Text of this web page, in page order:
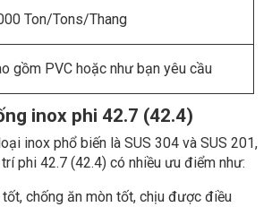
Ton/Tons/Thang
gồm PVC hoặc như bạn yêu cầu
inox phi 42.7 (42.4)
inox phổ biến là SUS 304 và SUS 201,
phi 42.7 (42.4) có nhiều ưu điểm như:
chống ăn mòn tốt, chịu được điều